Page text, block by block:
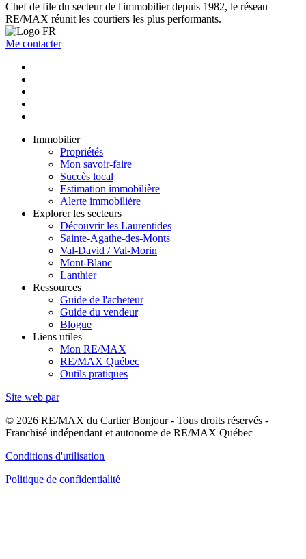
Chef de file du secteur de l'immobilier depuis 1982, le réseau
RE/MAX réunit les courtiers les plus performants.
Me contacter
Immobilier
Propriétés
Mon savoir-faire
Succès local
Estimation immobilière
Alerte immobilière
Explorer les secteurs
Découvrir les Laurentides
Sainte-Agathe-des-Monts
Val-David / Val-Morin
Mont-Blanc
Lanthier
Ressources
Guide de l'acheteur
Guide du vendeur
Blogue
Liens utiles
Mon RE/MAX
RE/MAX Québec
Outils pratiques
Site web par
© 2026 RE/MAX du Cartier Bonjour - Tous droits réservés -
Franchisé indépendant et autonome de RE/MAX Québec
Conditions d'utilisation
Politique de confidentialité